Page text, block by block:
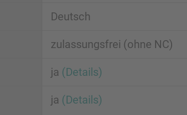
Deutsch
zulassungsfrei (ohne NC)
ja (Details)
ja (Details)